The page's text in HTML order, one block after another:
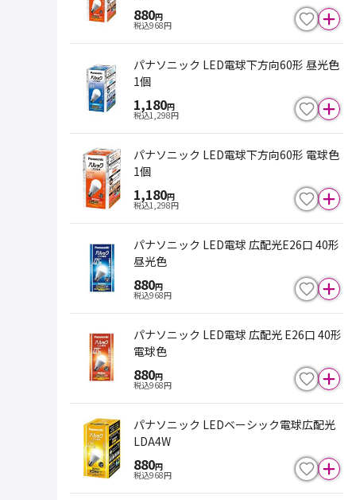
880円
税込968円
パナソニック LED電球下方向60形 昼光色
1個
1,180円
税込1,298円
パナソニック LED電球下方向60形 電球色
1個
1,180円
税込1,298円
パナソニック LED電球 広配光E26口 40形
昼光色
880円
税込968円
パナソニック LED電球 広配光 E26口 40形
電球色
880円
税込968円
パナソニック LEDベーシック電球広配光
LDA4W
880円
税込968円